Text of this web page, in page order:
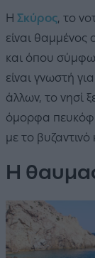
Η Σκύρος, το
είναι
και όπου
είναι γνωστή
άλλων, το νησί
όμορφα
με το
Η